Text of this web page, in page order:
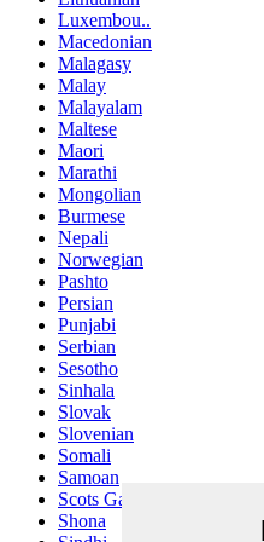
Luxembou..
Macedonian
Malagasy
Malay
Malayalam
Maltese
Maori
Marathi
Mongolian
Burmese
Nepali
Norwegian
Pashto
Persian
Punjabi
Serbian
Sesotho
Sinhala
Slovak
Slovenian
Somali
Samoan
Scots Gaelic
Shona